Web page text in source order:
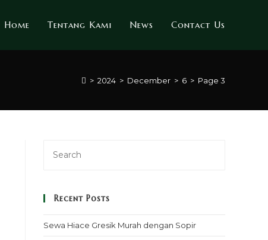
Home Tentang Kami News Contact Us
> 2024 > December > 6 > Page 3
Recent Posts
Sewa Hiace Gresik Murah dengan Sopir